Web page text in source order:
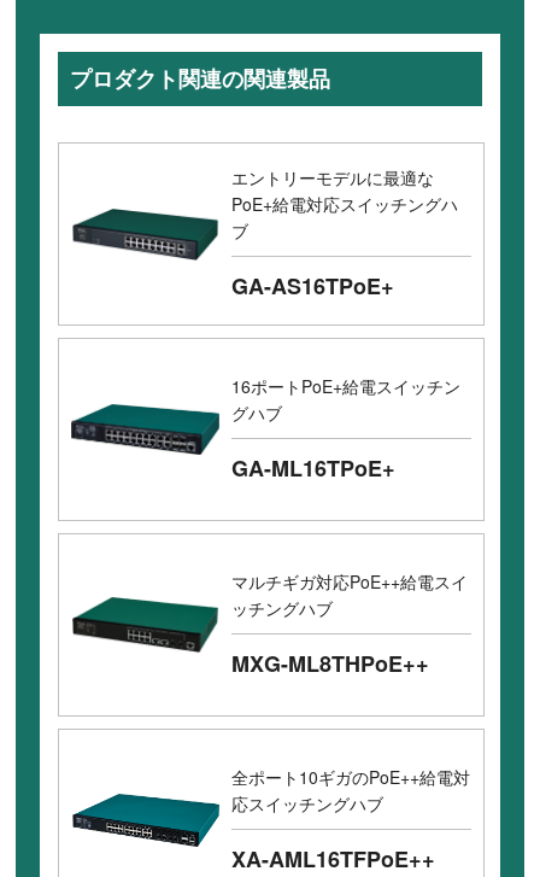
プロダクト関連の関連製品
エントリーモデルに最適な
PoE+給電対応スイッチングハ
ブ
GA-AS16TPoE+
16ポートPoE+給電スイッチン
グハブ
GA-ML16TPoE+
マルチギガ対応PoE++給電スイ
ッチングハブ
MXG-ML8THPoE++
全ポート10ギガのPoE++給電対
応スイッチングハブ
XA-AML16TFPoE++